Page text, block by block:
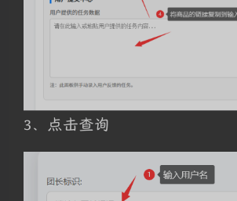
3、点击查询